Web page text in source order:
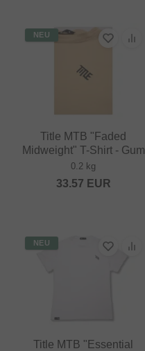
NEU
Title MTB "Faded
Midweight" T-Shirt - Gum
0.2 kg
33.57 EUR
NEU
Title MTB "Essential